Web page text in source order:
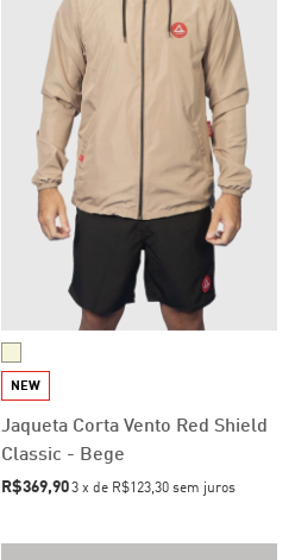
NEW
Jaqueta Corta Vento Red Shield
Classic - Bege
R$369,90 3 x de R$123,30 sem juros